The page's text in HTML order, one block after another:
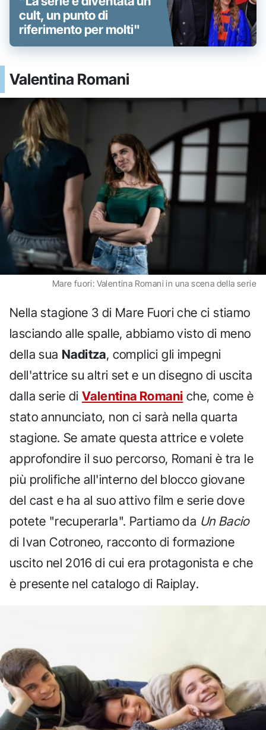
cult, un punto di
riferimento per molti"
Valentina Romani
Mare fuori: Valentina Romani in una scena della serie
Nella stagione 3 di Mare Fuori che ci stiamo
lasciando alle spalle, abbiamo visto di meno
della sua Naditza, complici gli impegni
dell'attrice su altri set e un disegno di uscita
dalla serie diValentina Romani che, come è
stato annunciato, non ci sarà nella quarta
stagione. Se amate questa attrice e volete
approfondire il suo percorso, Romani è tra le
più prolifiche all'interno del blocco giovane
del cast e ha al suo attivo film e serie dove
potete "recuperarla". Partiamo da Un Bacio
di Ivan Cotroneo, racconto di formazione
uscito nel 2016 di cui era protagonista e che
è presente nel catalogo di Raiplay.